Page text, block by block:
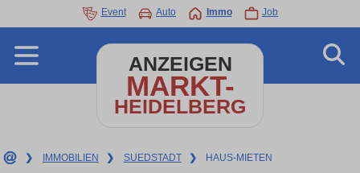
Event Auto Immo Job
ANZEIGEN
MARKT-
HEIDELBERG
❯ IMMOBILIEN ❯ SUEDSTADT ❯ HAUS-MIETEN